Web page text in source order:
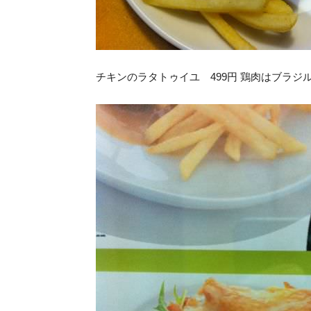
チキンのラタトゥイユ 499円 鶏肉はブラジ